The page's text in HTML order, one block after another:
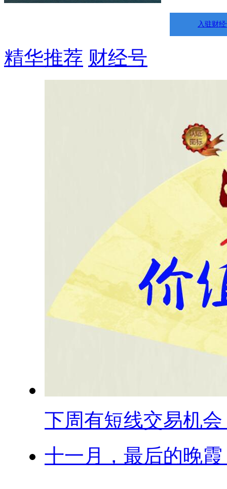
入驻财
精华推荐 财经号
下周有短线交易机会
十一月，最后的晚霞